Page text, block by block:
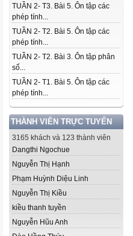
TUẦN 2- T3. Bài 5. Ôn tập các
phép tính...
TUẦN 2- T2. Bài 5. Ôn tập các
phép tính...
TUẦN 2- T2. Bài 3. Ôn tập phân
số...
TUẦN 2- T1. Bài 5. Ôn tập các
phép tính...
THÀNH VIÊN TRỰC TUYẾN
3165 khách và 123 thành viên
Dangthi Ngochue
Nguyễn Thị Hạnh
Phạm Huỳnh Diệu Linh
Nguyễn Thị Kiều
kiều thanh tuyền
Nguyễn Hũu Anh